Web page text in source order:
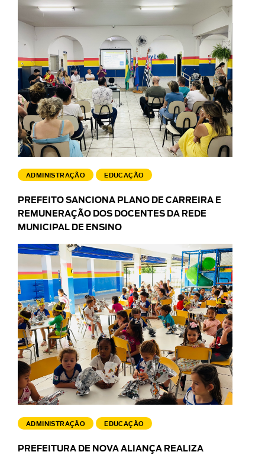
ADMINISTRAÇÃO EDUCAÇÃO
PREFEITO SANCIONA PLANO DE CARREIRA E
REMUNERAÇÃO DOS DOCENTES DA REDE
MUNICIPAL DE ENSINO
ADMINISTRAÇÃO EDUCAÇÃO
PREFEITURA DE NOVA ALIANÇA REALIZA